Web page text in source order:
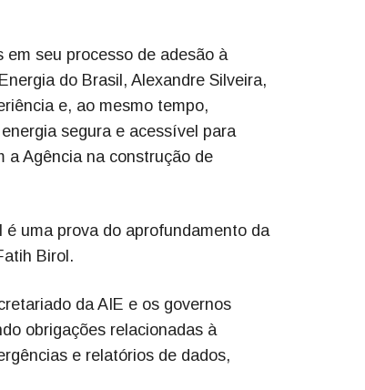
seu processo de adesão à
do Brasil, Alexandre Silveira,
e, ao mesmo tempo,
segura e acessível para
a Agência na construção de
uma prova do aprofundamento da
Birol.
da AIE e os governos
obrigações relacionadas à
e relatórios de dados,